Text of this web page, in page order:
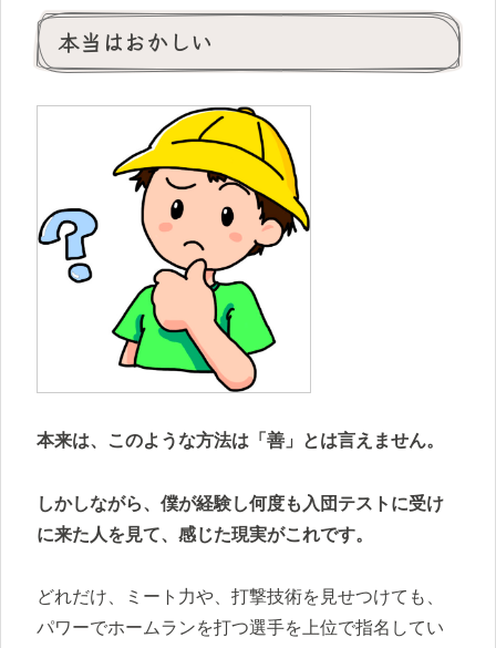
本当はおかしい
本来は、このような方法は「善」とは言えません。
しかしながら、僕が経験し何度も入団テストに受け
に来た人を見て、感じた現実がこれです。
どれだけ、ミート力や、打撃技術を見せつけても、
パワーでホームランを打つ選手を上位で指名してい